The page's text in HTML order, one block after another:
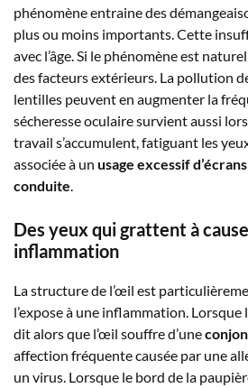
phénomène entraine des
plus ou moins importants. Cette
avec l’âge. Si le phénomène est
des facteurs extérieurs. La pollution
lentilles peuvent en augmenter la
sécheresse oculaire survient aussi
travail s’accumulent, fatiguant les
associée à un usage excessif d’écrans
conduite.
Des yeux qui grattent à cause
inflammation
La structure de l’œil est
l’expose à une inflammation. Lorsque
dit alors que l’œil souffre d’une
affection fréquente causée par une
un virus. Lorsque le bord de la